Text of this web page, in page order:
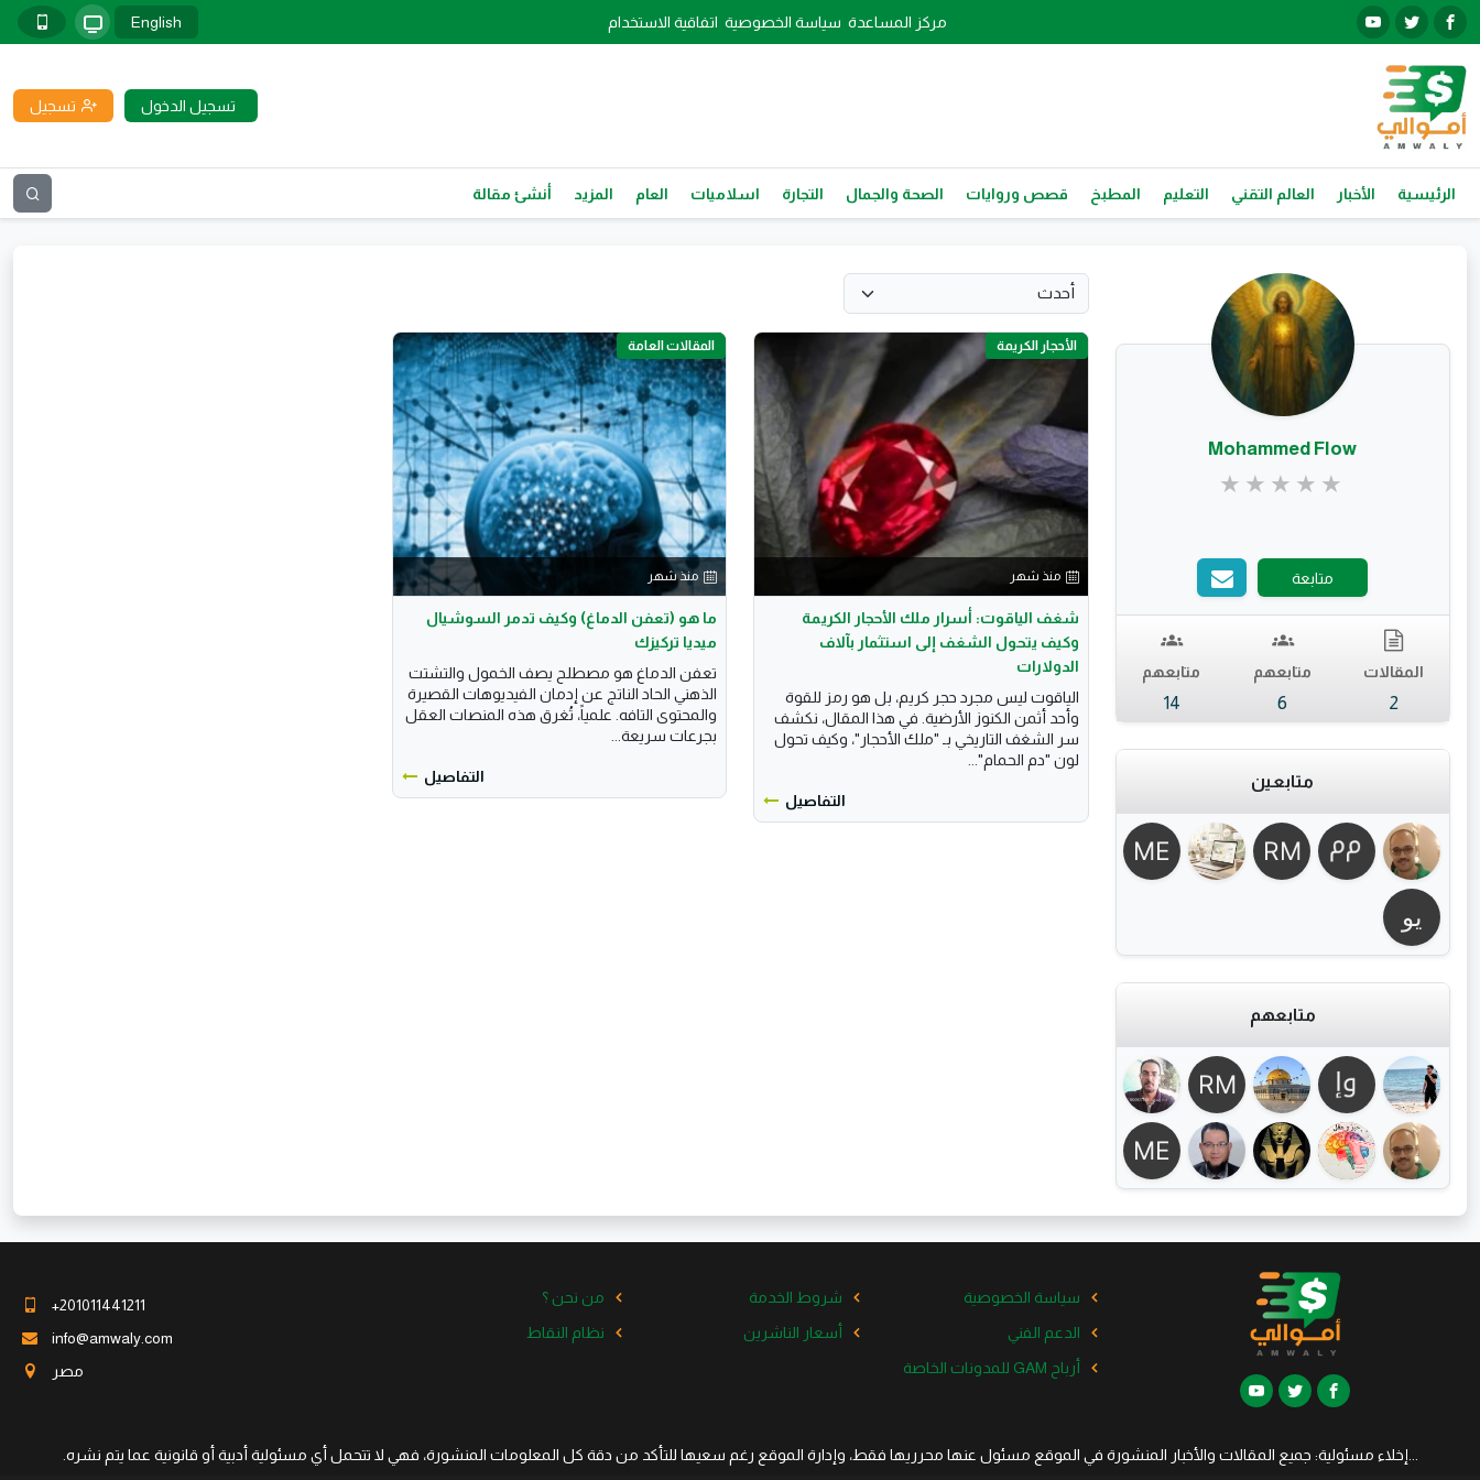
مركز المساعدة سياسة الخصوصية اتفاقية الاستخدام English
تسجيل الدخول تسجيل
الرئيسية الأخبار العالم التقني التعليم المطبخ قصص وروايات الصحة والجمال التجارة اسلاميات العام المزيد أنشئ مقالة
Mohammed Flow
متابعة
المقالات
2
متابعهم
6
متابعهم
14
متابعين
متابعهم
الأحجار الكريمة
منذ شهر
شغف الياقوت: أسرار ملك الأحجار الكريمة
وكيف يتحول الشغف إلى استثمار بآلاف
الدولارات
الياقوت ليس مجرد حجر كريم، بل هو رمز للقوة
وأحد أثمن الكنوز الأرضية. في هذا المقال، نكشف
سر الشغف التاريخي بـ "ملك الأحجار"، وكيف تحول
لون "دم الحمام"...
التفاصيل
المقالات العامة
منذ شهر
ما هو (تعفن الدماغ) وكيف تدمر السوشيال
ميديا تركيزك
تعفن الدماغ هو مصطلح يصف الخمول والتشتت
الذهني الحاد الناتج عن إدمان الفيديوهات القصيرة
والمحتوى التافه. علمياً، تُغرق هذه المنصات العقل
بجرعات سريعة...
التفاصيل
سياسة الخصوصية شروط الخدمة
من نحن ؟
الدعم الفني
أسعار الناشرين
نظام النقاط
أرباح GAM للمدونات الخاصة
+201011441211
info@amwaly.com
مصر
...إخلاء مسئولية: جميع المقالات والأخبار المنشورة في الموقع مسئول عنها محرريها فقط، وإدارة الموقع رغم سعيها للتأكد من دقة كل المعلومات المنشورة، فهي لا تتحمل أي مسئولية أدبية أو قانونية عما يتم نشره.